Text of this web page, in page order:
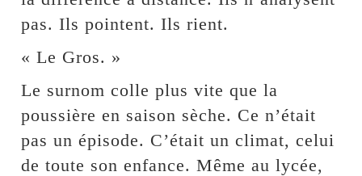
pas. Ils pointent. Ils rient.
« Le Gros. »
Le surnom colle plus vite que la
poussière en saison sèche. Ce n’était
pas un épisode. C’était un climat, celui
de toute son enfance. Même au lycée,